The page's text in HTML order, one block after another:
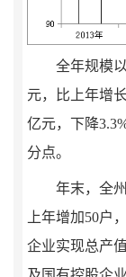
全年规模
元，比上年增长
亿元， 下降3.3
分点。
年末，全
上年增加50户
企业实现总产值